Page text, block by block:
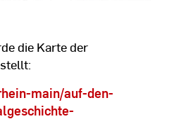
die Karte der
main/auf-den-